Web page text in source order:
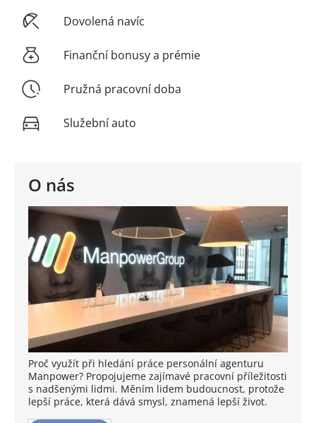
O nás
Proč využít při hledání práce personální agenturu
Manpower? Propojujeme zajímavé pracovní příležitosti
s nadšenými lidmi. Měním lidem budoucnost, protože
lepší práce, která dává smysl, znamená lepší život.
Dovolená navíc
Finanční bonusy a prémie
Pružná pracovní doba
Služební auto